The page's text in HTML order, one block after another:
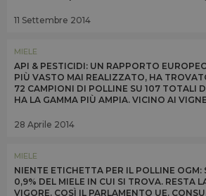
11 Settembre 2014
MIELE
API & PESTICIDI: UN RAPPORTO
PIÙ VASTO MAI REALIZZATO, HA
72 CAMPIONI DI POLLINE SU 107 TOTALI
HA LA GAMMA PIÙ AMPIA. VICINO AI
28 Aprile 2014
MIELE
NIENTE ETICHETTA PER IL POLLINE OGM:
0,9% DEL MIELE IN CUI SI TROVA. RESTA
VIGORE. COSÌ IL PARLAMENTO UE.